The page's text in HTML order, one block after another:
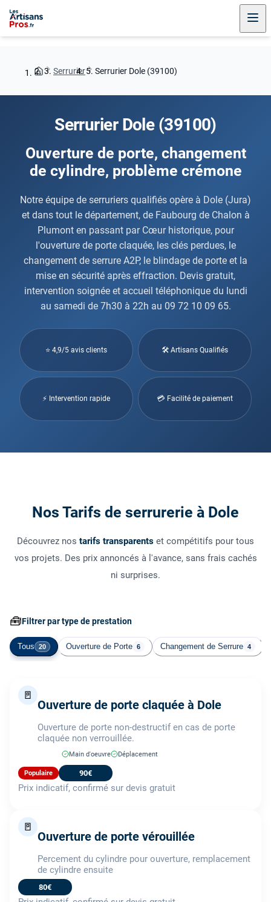
Serrurier Serrurier Dole (39100)
Serrurier Dole (39100)
Ouverture de porte, changement
de cylindre, problème crémone
Notre équipe de serruriers qualifiés opère à Dole (Jura)
et dans tout le département, de Faubourg de Chalon à
Plumont en passant par Cœur historique, pour
l'ouverture de porte claquée, les clés perdues, le
changement de serrure A2P, le blindage de porte et la
mise en sécurité après effraction. Devis gratuit,
intervention soignée et accueil téléphonique du lundi
au samedi de 7h30 à 22h au 09 72 10 09 65.
⭐ 4,9/5 avis clients 🛠 Artisans Qualifiés
⚡ Intervention rapide 💳 Facilité de paiement
Nos Tarifs de serrurerie à Dole
Découvrez nos tarifs transparents et compétitifs pour tous
vos projets. Des prix annoncés à l'avance, sans frais cachés
ni surprises.
🧰Filtrer par type de prestation
Tous 20 Ouverture de Porte 6 Changement de Serrure 4
🚪
Ouverture de porte claquée à Dole
Ouverture de porte non-destructif en cas de porte
claquée non verrouillée.
Main d'oeuvre Déplacement
Populaire 90€
Prix indicatif, confirmé sur devis gratuit
🚪
Ouverture de porte vérouillée
Percement du cylindre pour ouverture, remplacement
de cylindre ensuite
80€